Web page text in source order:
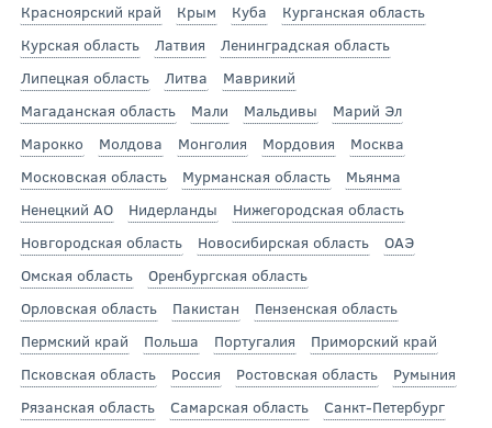
Красноярский край
Крым Куба
Курганская область
Курская область
Латвия
Ленинградская область
Липецкая область
Литва
Маврикий
Магаданская область
Мали Мальдивы
Марий Эл
Марокко
Молдова Монголия Мордовия
Москва
Московская область
Мурманская область
Мьянма
Ненецкий АО
Нидерланды
Нижегородская область
Новгородская область
Новосибирская область
ОАЭ
Омская область
Оренбургская область
Орловская область
Пакистан
Пензенская область
Пермский край
Польша Португалия
Приморский край
Псковская область
Россия Ростовская область
Румыния
Рязанская область
Самарская область
Санкт-Петербург